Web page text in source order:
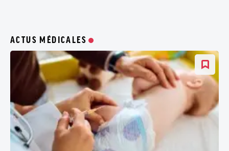
ACTUS MÉDICALES